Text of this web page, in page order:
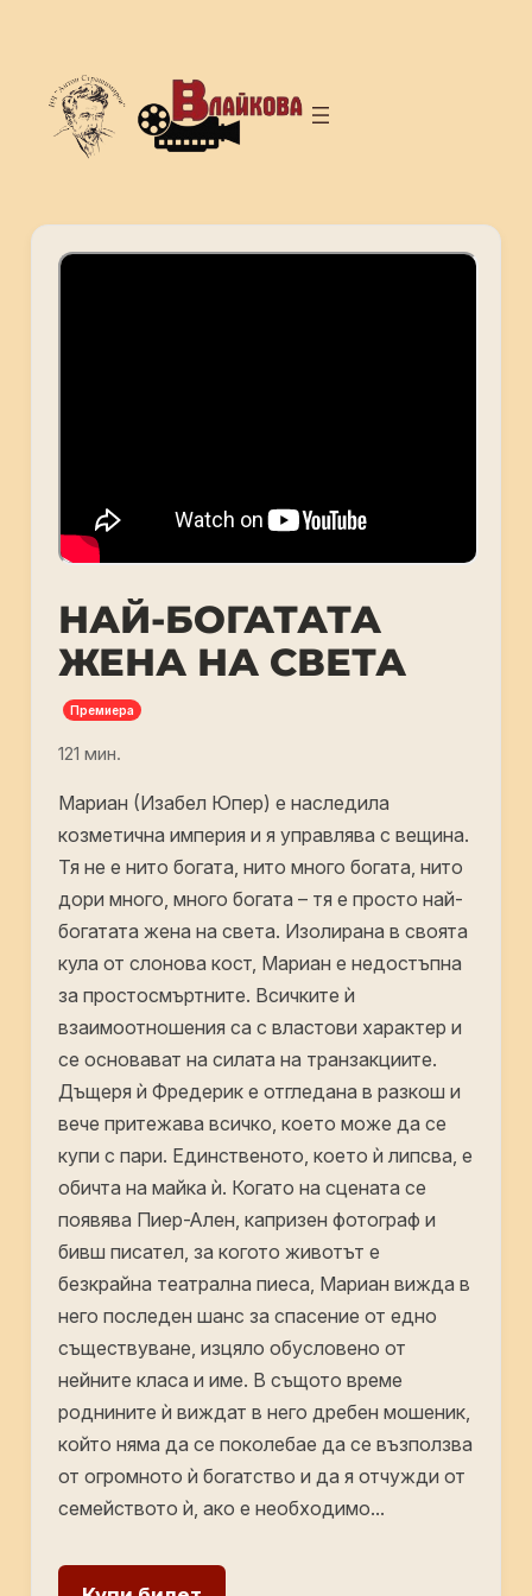
НАЙ-БОГАТАТА
ЖЕНА НА СВЕТА
Премиера
121 мин.
Мариан (Изабел Юпер) е наследила
козметична империя и я управлява с вещина.
Тя не е нито богата, нито много богата, нито
дори много, много богата – тя е просто най-
богатата жена на света. Изолирана в своята
кула от слонова кост, Мариан е недостъпна
за простосмъртните. Всичките ѝ
взаимоотношения са с властови характер и
се основават на силата на транзакциите.
Дъщеря ѝ Фредерик е отгледана в разкош и
вече притежава всичко, което може да се
купи с пари. Единственото, което ѝ липсва, е
обичта на майка ѝ. Когато на сцената се
появява Пиер-Ален, капризен фотограф и
бивш писател, за когото животът е
безкрайна театрална пиеса, Мариан вижда в
него последен шанс за спасение от едно
съществуване, изцяло обусловено от
нейните класа и име. В същото време
роднините ѝ виждат в него дребен мошеник,
който няма да се поколебае да се възползва
от огромното ѝ богатство и да я отчужди от
семейството ѝ, ако е необходимо…